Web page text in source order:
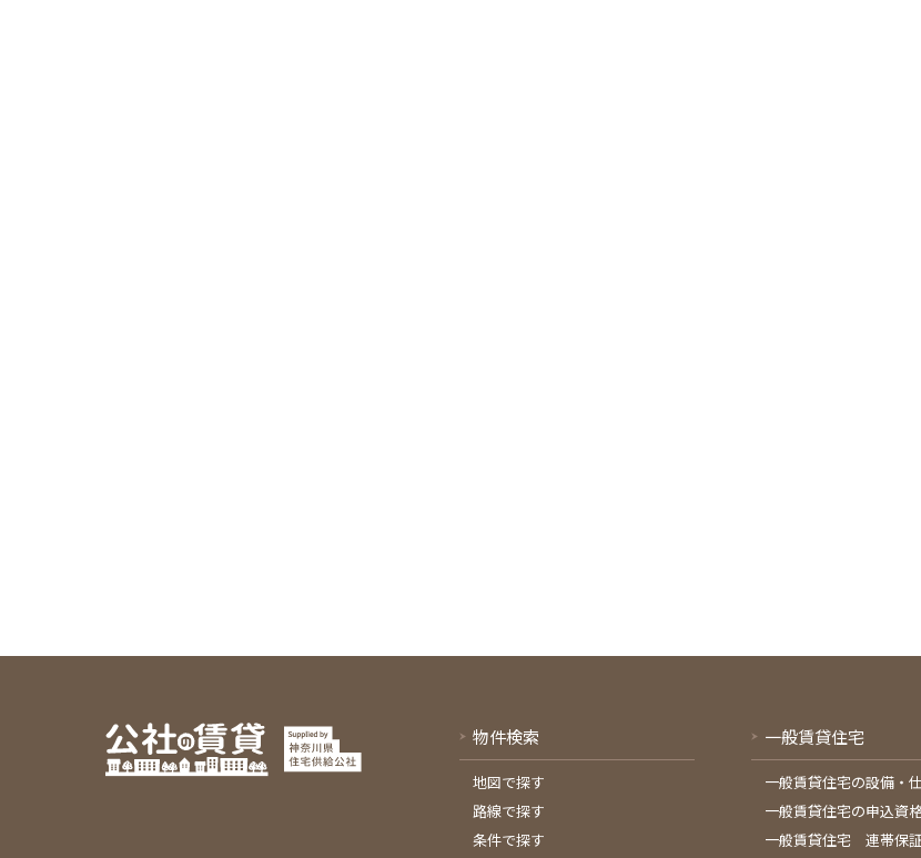
物件検索
地図で探す
路線で探す
条件で探す
一般賃貸住宅
一般賃貸住宅の設備・
一般賃貸住宅の申込資
一般賃貸住宅 連帯保